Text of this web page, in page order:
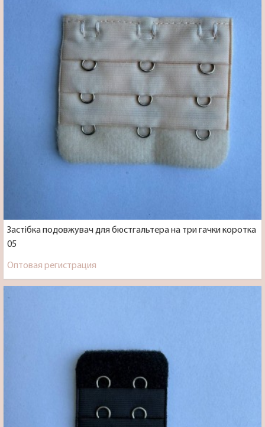
Застібка подовжувач для бюстгальтера на три гачки коротка
05
Оптовая регистрация